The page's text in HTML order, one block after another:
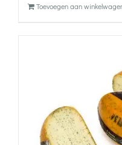
Toevoegen aan